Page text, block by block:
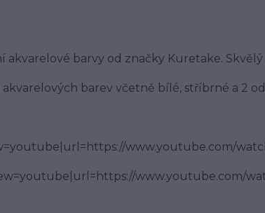
akvarelové barvy od značky Kuretake.
barev včetně bílé, stříbrné a 2
www.youtube.com/
www.youtube.com/